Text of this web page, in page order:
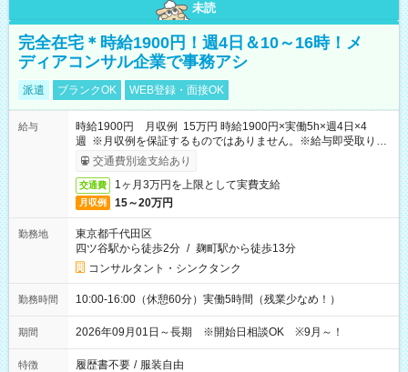
未読
完全在宅＊時給1900円！週4日＆10～16時！メ
ディアコンサル企業で事務アシ
派遣 ブランクOK WEB登録・面接OK
給与
時給1900円 月収例 15万円 時給1900円×実働5h×週4日×4
週 ※月収例を保証するものではありません。※給与即受取りサ
ービス利用可（利用条件有）
交通費別途支給あり
交通費 1ヶ月3万円を上限として実費支給
月収例 15～20万円
勤務地
東京都千代田区
四ツ谷駅から徒歩2分 / 麹町駅から徒歩13分
コンサルタント・シンクタンク
勤務時間 10:00-16:00（休憩60分）実働5時間（残業少なめ！）
期間 2026年09月01日～長期 ※開始日相談OK ※9月～！
特徴 履歴書不要 / 服装自由